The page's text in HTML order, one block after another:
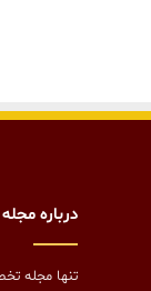
درباره
تنها مجله